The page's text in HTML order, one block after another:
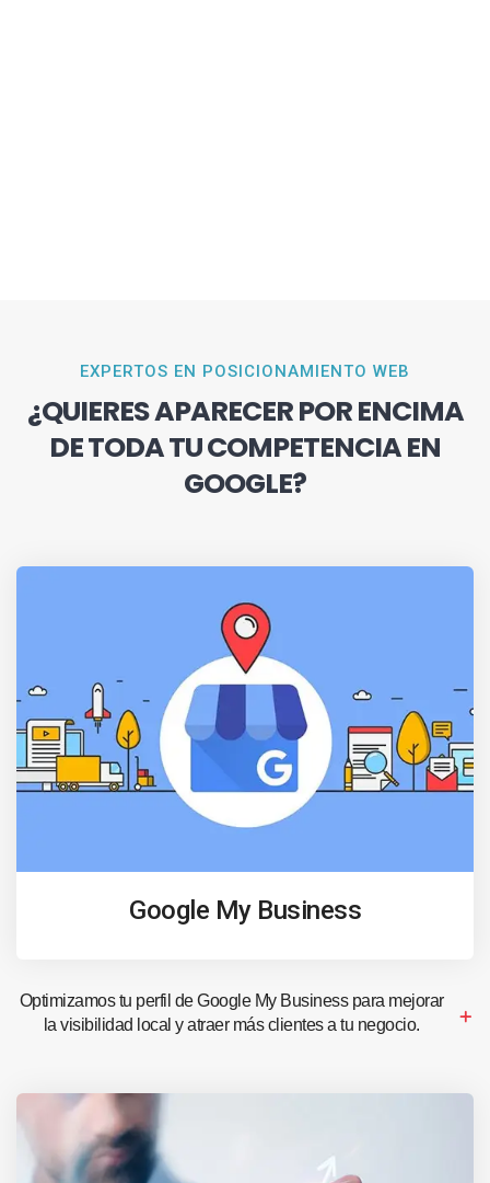
EXPERTOS EN POSICIONAMIENTO WEB
¿QUIERES APARECER POR ENCIMA
DE TODA TU COMPETENCIA EN
GOOGLE?
Google My Business
Optimizamos tu perfil de Google My Business para mejorar
la visibilidad local y atraer más clientes a tu negocio.